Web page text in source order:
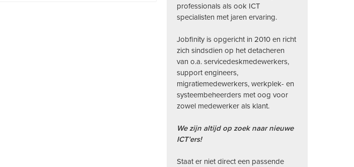
professionals als ook ICT
specialisten met jaren ervaring.
Jobfinity is opgericht in 2010 en richt
zich sindsdien op het detacheren
van o.a. servicedeskmedewerkers,
support engineers,
migratiemedewerkers, werkplek- en
systeembeheerders met oog voor
zowel medewerker als klant.
We zijn altijd op zoek naar nieuwe
ICT'ers!
Staat er niet direct een passende